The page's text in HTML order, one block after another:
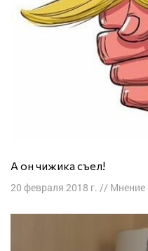
А он чижика съел!
20 февраля 2018 г. // Мнение